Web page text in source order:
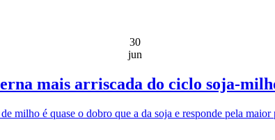
30
jun
mais arriscada do ciclo soja-
milho é quase o dobro que a da soja e responde pela